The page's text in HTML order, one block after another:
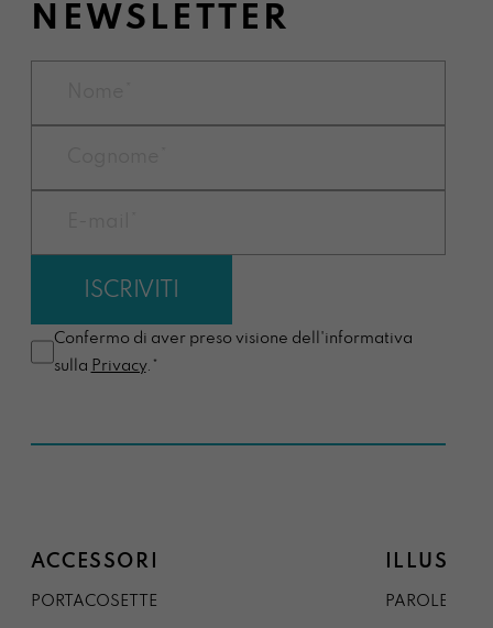
NEWSLETTER
Confermo di aver preso visione dell'informativa
sulla Privacy.*
ACCESSORI
PORTACOSETTE PAROLE DAL